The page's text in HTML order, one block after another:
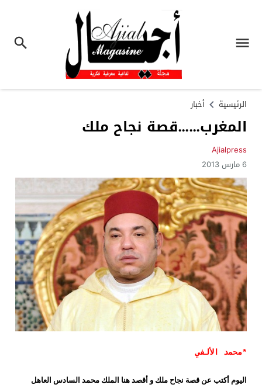
الرئيسية أخبار
المغرب……قصة نجاح ملك
Ajialpress
6 مارس 2013
*محمد الألفي
اليوم أكتب عن قصة نجاح ملك و أقصد هنا الملك محمد السادس العاهل